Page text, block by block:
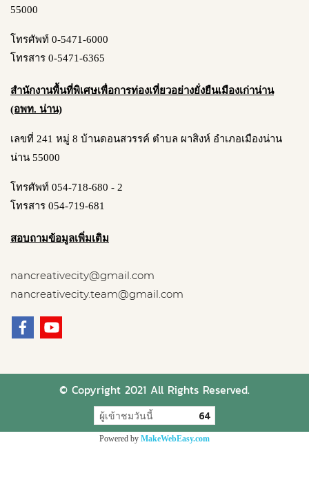
55000
โทรศัพท์ 0-5471-6000
โทรสาร 0-5471-6365
สำนักงานพื้นที่พิเศษเพื่อการท่องเที่ยวอย่างยั่งยืนเมืองเก่าน่าน
(อพท. น่าน)
เลขที่ 241 หมู่ 8 บ้านดอนสวรรค์ ตำบล ผาสิงห์ อำเภอเมืองน่าน
น่าน 55000
โทรศัพท์ 054-718-680 - 2
โทรสาร 054-719-681
สอบถามข้อมูลเพิ่มเติม
nancreativecity@gmail.com
nancreativecity.team@gmail.com
© Copyright 2021 All Rights Reserved.
ผู้เข้าชมวันนี้ 64
Powered by MakeWebEasy.com